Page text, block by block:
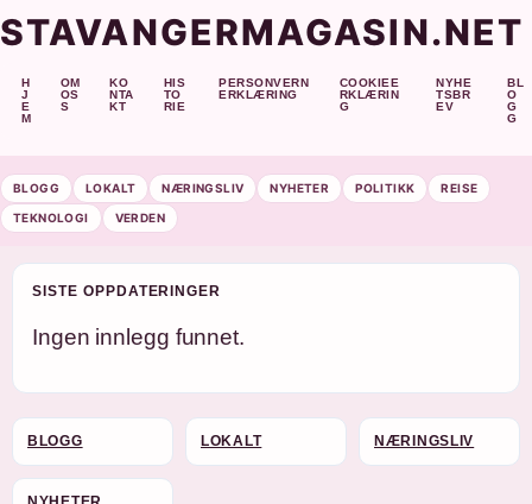
STAVANGERMAGASIN.NET
H
J
E
M
OM
OS
S
KO
NTA
KT
HIS
TO
RIE
PERSONVERN
ERKLÆRING
COOKIEE
RKLÆRIN
G
NYHE
TSBR
EV
BL
O
G
G
BLOGG LOKALT NÆRINGSLIV NYHETER POLITIKK REISE
TEKNOLOGI VERDEN
SISTE OPPDATERINGER
Ingen innlegg funnet.
BLOGG LOKALT NÆRINGSLIV